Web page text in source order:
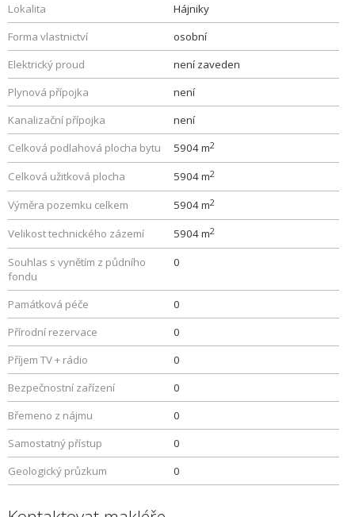
Lokalita
Hájniky
Forma vlastnictví
osobní
Elektrický proud
není zaveden
Plynová přípojka
není
Kanalizační přípojka
není
Celková podlahová plocha bytu
5904 m2
Celková užitková plocha 5904 m2
Výměra pozemku celkem 5904 m2
Velikost technického zázemí 5904 m2
Souhlas s vynětím z půdního
fondu
0
Památková péče
0
Přírodní rezervace
0
Příjem TV + rádio
0
Bezpečnostní zařízení
0
Břemeno z nájmu
0
Samostatný přístup
0
Geologický průzkum
0